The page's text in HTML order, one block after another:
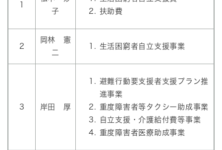
子
扶助費
2
岡林 憲
二
生活困窮者自立支援事業
3 岸田 厚
避難行動要支援者支援プラン推
進事業
重度障害者等タクシー助成事業
自立支援・介護給付費等事業
重度障害者医療助成事業